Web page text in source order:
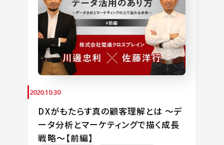
2020.10.30
DXがもたらす真の顧客理解とは ～デ
ータ分析とマーケティングで描く成長
戦略～【前編】